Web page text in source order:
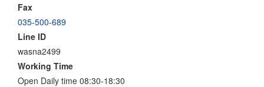
Fax
035-500-689
Line ID
wasna2499
Working Time
Open Daily time 08:30-18:30